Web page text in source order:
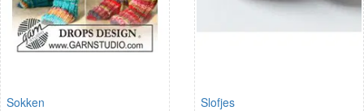
Sokken Slofjes